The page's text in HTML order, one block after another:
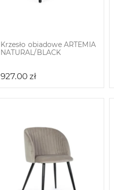
Krzesło obiadowe ARTEMIA
NATURAL/BLACK
927.00 zł